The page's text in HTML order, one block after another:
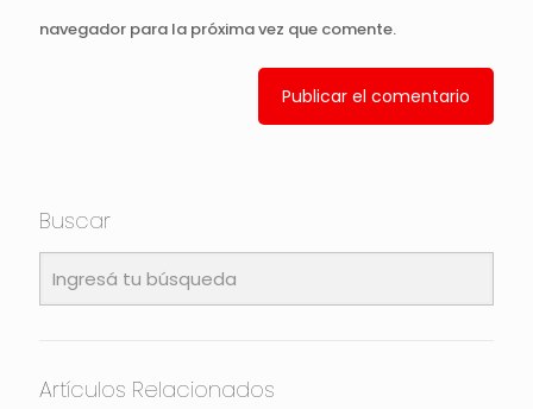
navegador para la próxima vez que comente.
Buscar
Artículos Relacionados